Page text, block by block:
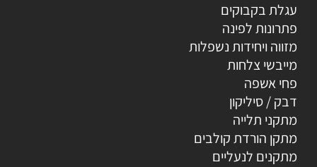
עגלת בקבוקים
פתרונות לפינה
מזווה ויחידות נשפלות
מייבשי צלחות
פחי אשפה
דבק / סיליקון
מתקני תלייה
מתקן הורדת קולבים
מתקנים לנעליים